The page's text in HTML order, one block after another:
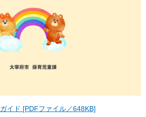
イド [PDFファイル／648KB]